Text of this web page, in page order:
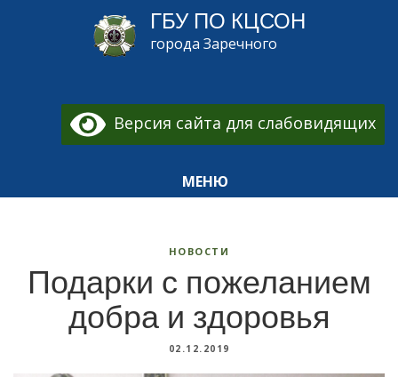
ГБУ ПО КЦСОН
города Заречного
Версия сайта для слабовидящих
МЕНЮ
НОВОСТИ
Подарки с пожеланием
добра и здоровья
02.12.2019